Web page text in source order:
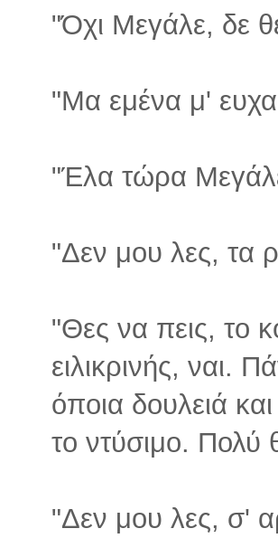
"Όχι Μεγάλε, δε
"Μα εμένα μ'
"Έλα τώρα
"Δεν μου λες, τα
"Θες να πεις, το
ειλικρινής, ναι.
όποια δουλειά
το ντύσιμο.
"Δεν μου λες, σ'